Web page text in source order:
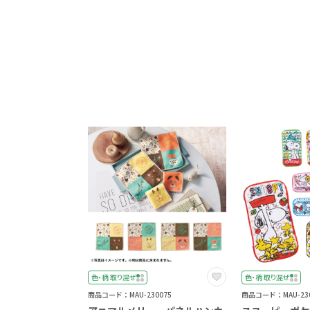
色・柄 取り混ぜ
商品コード：MAU-230075
色・柄 取り混ぜ
商品コード：MAU-